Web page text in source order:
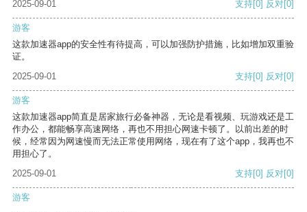
2025-09-01
支持[0] 反对[0]
游客
这款加速器app的安全性有待提高，可以加强防护措施，比如增加双重验
证。
2025-09-01
支持[0] 反对[0]
游客
这款加速器app简直是居家旅行必备神器，无论是看视频、玩游戏还是工
作办公，都能畅享高速网络，再也不用担心网速卡顿了。以前出差的时
候，经常因为网速慢而无法正常使用网络，现在有了这个app，我再也不
用担心了。
2025-09-01
支持[0] 反对[0]
游客